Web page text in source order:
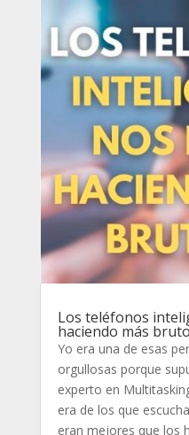
Los teléfonos
haciendo más
Yo era una de esas
orgullosas porque
experto en
era de los que
eran mejores que los